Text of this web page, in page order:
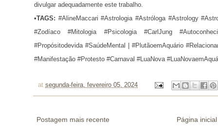
divulgar adequadamente este trabalho.
•TAGS: #AlineMaccari #Astrologia #Astróloga #Astrology
#Zodíaco #Mitologia #Psicologia #CarlJung
#Propósitodevida #SaúdeMental |
#PlutãoemAquário
#Manifestação #Protesto #Carnaval #LuaNova
at segunda-feira, fevereiro 05, 2024
Postagem mais recente Página inicial